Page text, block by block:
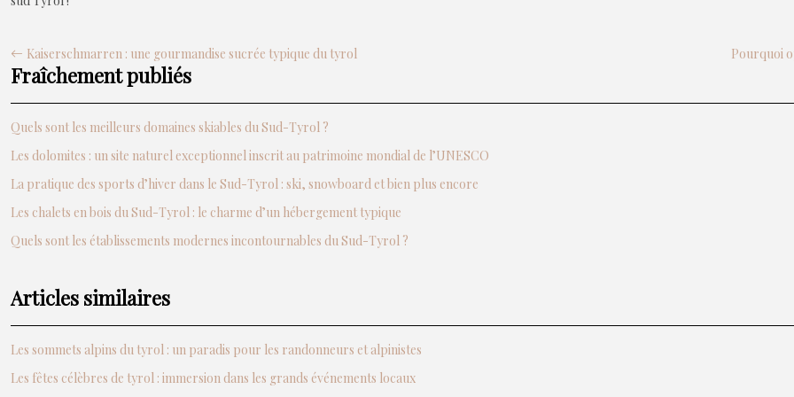
Kaiserschmarren : une gourmandise sucrée typique du tyrol Pourquoi
Fraîchement publiés
Quels sont les meilleurs domaines skiables du Sud-Tyrol ?
Les dolomites : un site naturel exceptionnel inscrit au patrimoine mondial de l’UNESCO
La pratique des sports d’hiver dans le Sud-Tyrol : ski, snowboard et bien plus encore
Les chalets en bois du Sud-Tyrol : le charme d’un hébergement typique
Quels sont les établissements modernes incontournables du Sud-Tyrol ?
Articles similaires
Les sommets alpins du tyrol : un paradis pour les randonneurs et alpinistes
Les fêtes célèbres de tyrol : immersion dans les grands événements locaux